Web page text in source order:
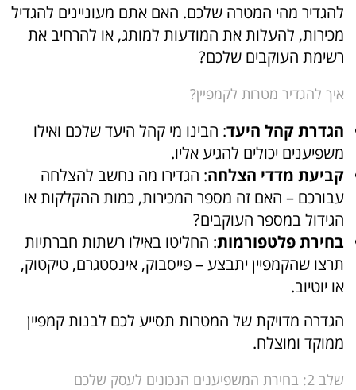
להגדיר מהי המטרה שלכם. האם אתם מעוניינים להגדיל
מכירות, להעלות את המודעות למותג, או להרחיב את
רשימת העוקבים שלכם?
איך להגדיר מטרות לקמפיין?
הגדרת קהל היעד: הבינו מי קהל היעד שלכם ואילו
משפיענים יכולים להגיע אליו.
קביעת מדדי הצלחה: הגדירו מה נחשב להצלחה
עבורכם – האם זה מספר המכירות, כמות ההקלקות או
הגידול במספר העוקבים?
בחירת פלטפורמות: החליטו באילו רשתות חברתיות
תרצו שהקמפיין יתבצע – פייסבוק, אינסטגרם, טיקטוק,
או יוטיוב.
הגדרה מדויקת של המטרות תסייע לכם לבנות קמפיין
ממוקד ומוצלח.
שלב 2: בחירת המשפיענים הנכונים לעסק שלכם